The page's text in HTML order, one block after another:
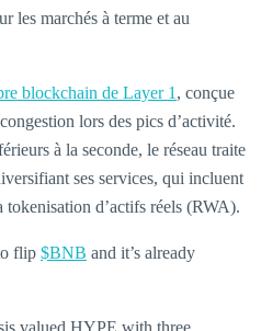
les marchés à terme et au
blockchain de Layer 1 , conçue
lors des pics d’activité.
à la seconde, le réseau traite
ses services, qui incluent
tokenisation d’actifs réels (RWA).
flip $BNB and it’s already
valued HYPE with three